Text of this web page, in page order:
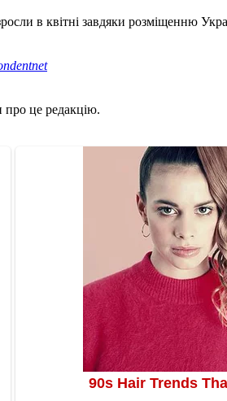
в квітні завдяки розміщенню
про це редакцію.